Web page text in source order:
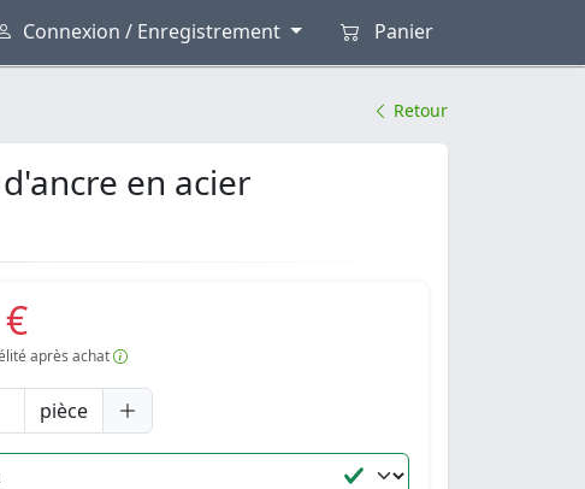
Connexion / Enregistrement Panier
Retour
en acier
après achat
pièce